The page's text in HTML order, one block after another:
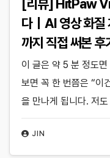
[리뷰] HitPaw
다｜AI 영상 화질
까지 직접 써본 후
JIN
이 글은 약 5 분 정도
보면 꼭 한 번쯤은 “이
을 만나게 됩니다. 저